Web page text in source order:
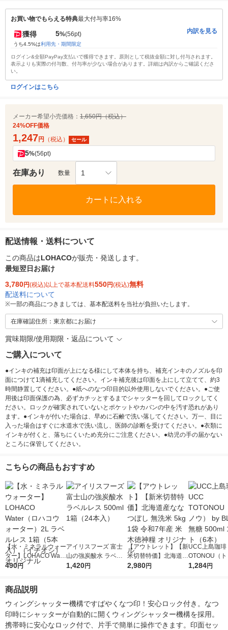
お買い物でもらえる特典最大付与率16%
獲得 5%(56pt)
うち4.5%は利用先・期間限定
内訳を見る
ログイン&全額PayPay支払いで獲得できます。原則として税抜金額に対し付与されます。
表示よりも実際の付与数、付与率が少ない場合があります。詳細は内訳からご確認くださ
い。
ログインはこちら
メーカー希望小売価格： 1,650円（税込）
24%OFF価格
1,247円 （税込） セール
5%(56pt)
在庫あり 数量 1
カートに入れる
配送情報・送料について
この商品はLOHACOが販売・発送します。
最短翌日お届け
3,780円(税込)以上で基本配送料550円(税込)無料
配送料について
※一部の商品につきましては、基本配送料を当社が負担いたします。
在庫確認住所：東京都にお届け
賞味期限/使用期限・返品について
ご購入について
●インキの補充は印面が上になる様にして本体を持ち、補充インキのノズルを印
面につけて1滴補充してください。インキ補充後は印面を上にして立てて、約3
時間静置してください。●紙へのなつ印目的以外使用しないでください。●ご使
用後は印面保護の為、必ずカチッとするまでシャッターを回してロックしてく
ださい。ロックが確実されていないとポケットやカバンの中を汚す恐れがあり
ます。●インキが付いた場合は、早めに石鹸で洗い落してください。万一、目に
入った場合はすぐに水道水で洗い流し、医師の診断を受けてください。●衣類に
インキが付くと、落ちにくいため充分にご注意ください。●幼児の手の届かない
ところに保管してください。
こちらの商品もおすすめ
【水・ミネラルウォー
ター】LOHACO Wate
r（ロハコウォータ
シ） オリジナル
490円
アイリスフーズ 富士
山の強炭酸水 ラベル
レス 500ml 1箱（24
1,420円
【アウトレット】【新
米切替特価】北海道産
ななつぼし 無洗米 5k
2,980円
UCC上島珈琲
OTONOU（
ウ） by
1,284円
商品説明
ウィングシャッター機構ですばやくなつ印！安心ロック付き。なつ
印時にシャッターが自動的に開くウィングシャッター機構を採用。
携帯時に安心なロック付で、片手で簡単に操作できます。印面セッ